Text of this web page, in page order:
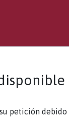
petición